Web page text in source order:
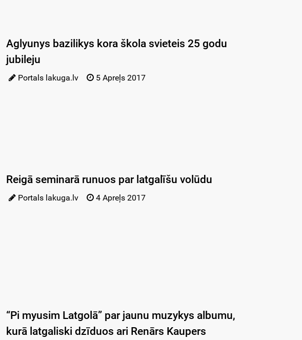
Aglyunys bazilikys kora škola svieteis 25 godu
jubileju
Portals lakuga.lv 5 Apreļs 2017
Reigā seminarā runuos par latgalīšu volūdu
Portals lakuga.lv 4 Apreļs 2017
“Pi myusim Latgolā” par jaunu muzykys albumu,
kurā latgaliski dzīduos ari Renārs Kaupers